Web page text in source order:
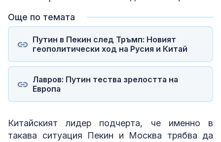
Още по темата
Путин в Пекин след Тръмп: Новият
геополитически ход на Русия и Китай
Лавров: Путин тества зрелостта на
Европа
Китайският лидер подчерта, че именно в
такава ситуация Пекин и Москва трябва да